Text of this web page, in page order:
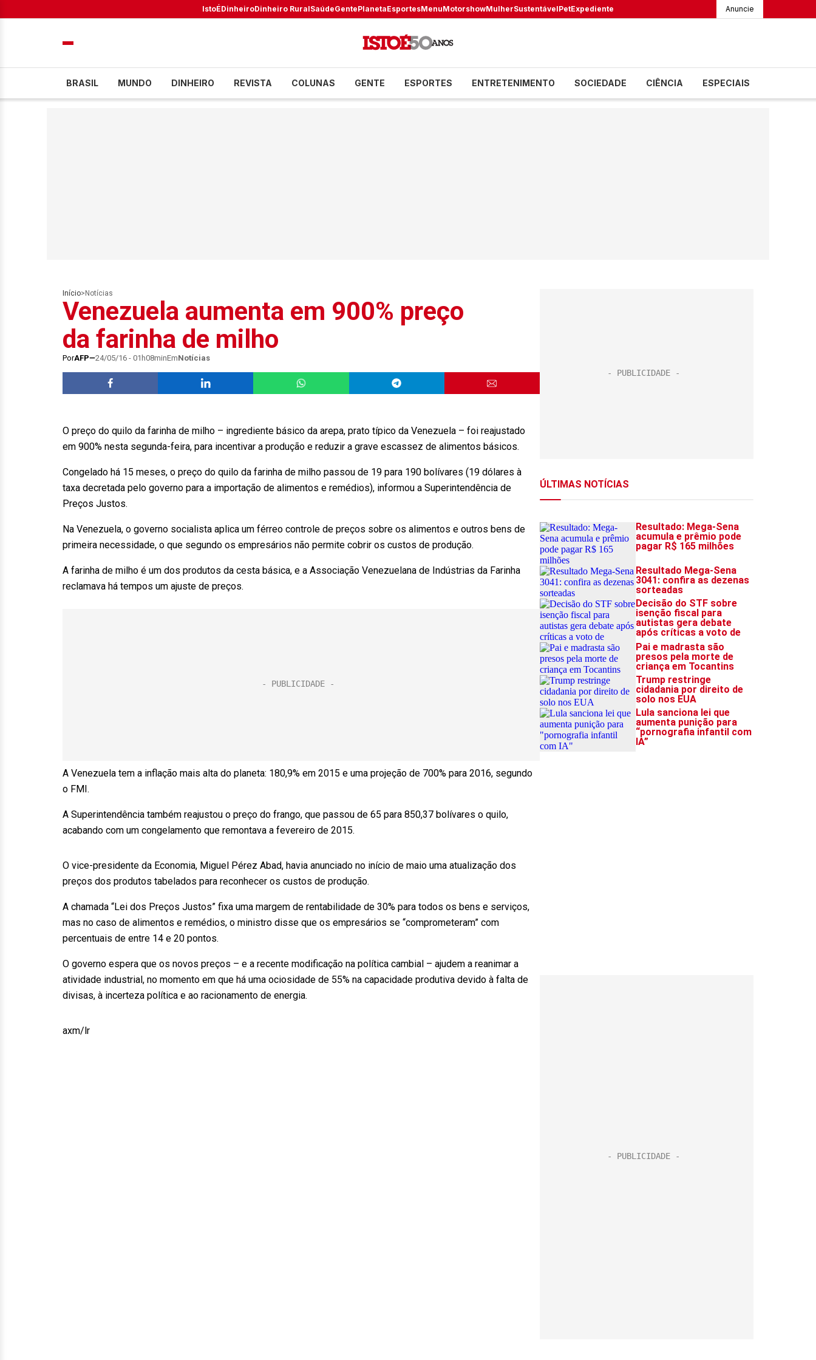
IstoÉDinheiroDinheiro RuralSaúdeGentePlanetaEsportesMenuMotorshowMulherSustentávelPetExpediente Anuncie
BRASIL MUNDO DINHEIRO REVISTA COLUNAS GENTE ESPORTES ENTRETENIMENTO SOCIEDADE CIÊNCIA ESPECIAIS
Início> Notícias
Venezuela aumenta em 900% preço
da farinha de milho
PorAFP 24/05/16 - 01h08minEmNotícias
O preço do quilo da farinha de milho – ingrediente básico da arepa, prato típico da Venezuela – foi reajustado
em 900% nesta segunda-feira, para incentivar a produção e reduzir a grave escassez de alimentos básicos.
Congelado há 15 meses, o preço do quilo da farinha de milho passou de 19 para 190 bolívares (19 dólares à
taxa decretada pelo governo para a importação de alimentos e remédios), informou a Superintendência de
Preços Justos.
Na Venezuela, o governo socialista aplica um férreo controle de preços sobre os alimentos e outros bens de
primeira necessidade, o que segundo os empresários não permite cobrir os custos de produção.
A farinha de milho é um dos produtos da cesta básica, e a Associação Venezuelana de Indústrias da Farinha
reclamava há tempos um ajuste de preços.
A Venezuela tem a inflação mais alta do planeta: 180,9% em 2015 e uma projeção de 700% para 2016, segundo
o FMI.
A Superintendência também reajustou o preço do frango, que passou de 65 para 850,37 bolívares o quilo,
acabando com um congelamento que remontava a fevereiro de 2015.
O vice-presidente da Economia, Miguel Pérez Abad, havia anunciado no início de maio uma atualização dos
preços dos produtos tabelados para reconhecer os custos de produção.
A chamada “Lei dos Preços Justos” fixa uma margem de rentabilidade de 30% para todos os bens e serviços,
mas no caso de alimentos e remédios, o ministro disse que os empresários se “comprometeram” com
percentuais de entre 14 e 20 pontos.
O governo espera que os novos preços – e a recente modificação na política cambial – ajudem a reanimar a
atividade industrial, no momento em que há uma ociosidade de 55% na capacidade produtiva devido à falta de
divisas, à incerteza política e ao racionamento de energia.
axm/lr